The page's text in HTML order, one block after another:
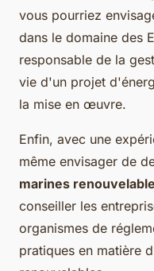
vous pourriez
dans le domaine des
responsable de la
vie d'un projet
la mise en œuvre.
Enfin, avec une
même envisager de
marines
conseiller les
organismes de
pratiques en matière